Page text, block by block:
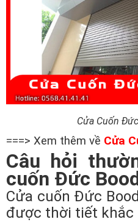
Cửa Cuốn
===> Xem thêm về Cửa
Câu hỏi
cuốn Đức
Cửa cuốn Đức
được thời tiết khắc